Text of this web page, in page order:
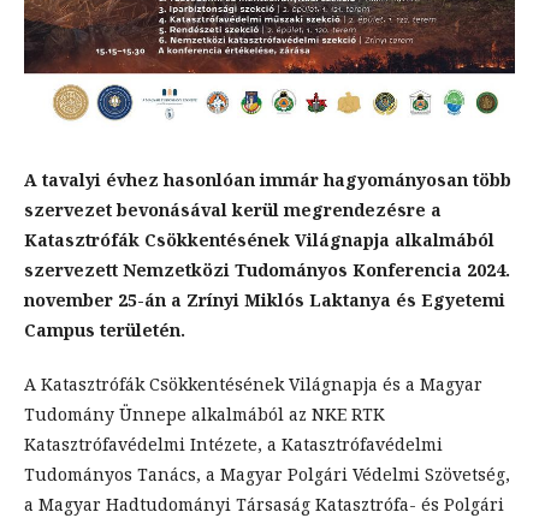
A tavalyi évhez hasonlóan immár hagyományosan több
szervezet bevonásával kerül megrendezésre a
Katasztrófák Csökkentésének Világnapja alkalmából
szervezett Nemzetközi Tudományos Konferencia 2024.
november 25-án a Zrínyi Miklós Laktanya és Egyetemi
Campus területén.
A Katasztrófák Csökkentésének Világnapja és a Magyar
Tudomány Ünnepe alkalmából az NKE RTK
Katasztrófavédelmi Intézete, a Katasztrófavédelmi
Tudományos Tanács, a Magyar Polgári Védelmi Szövetség,
a Magyar Hadtudományi Társaság Katasztrófa- és Polgári